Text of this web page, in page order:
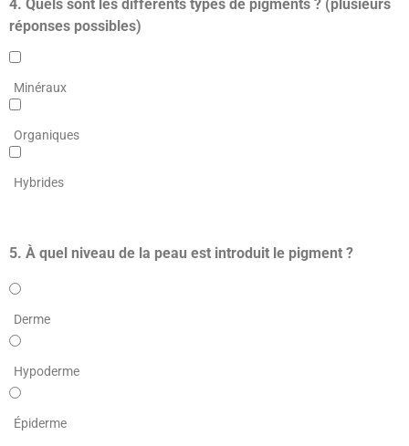
4. Quels sont les différents types de pigments ? (plusieurs
réponses possibles)
Minéraux
Organiques
Hybrides
5. À quel niveau de la peau est introduit le pigment ?
Derme
Hypoderme
Épiderme